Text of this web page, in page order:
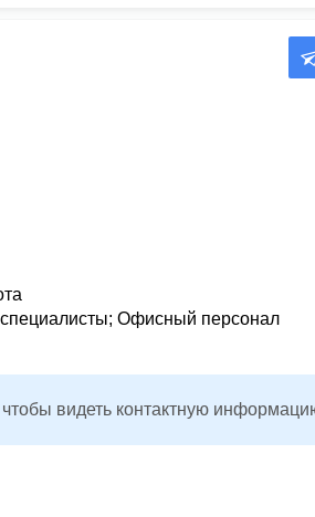
; Офисный персонал
чтобы видеть контактную